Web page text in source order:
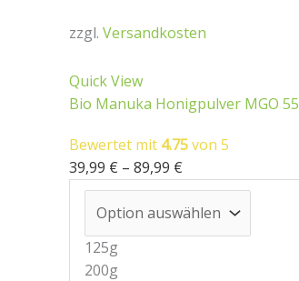
zzgl. Versandkosten
Quick View
Bio Manuka Honigpulver MGO
Bewertet mit 4.75von 5
39,99 € – 89,99 €
125g
200g
der